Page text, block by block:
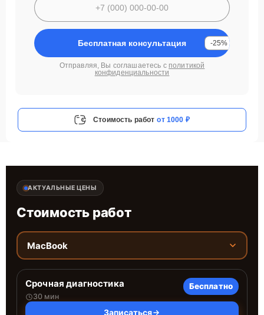
Бесплатная консультация -25%
Отправляя, Вы соглашаетесь с политикой
конфиденциальности
Стоимость работ от 1000 ₽
АКТУАЛЬНЫЕ ЦЕНЫ
Стоимость работ
MacBook
Срочная диагностика
30 мин
Бесплатно
Записаться